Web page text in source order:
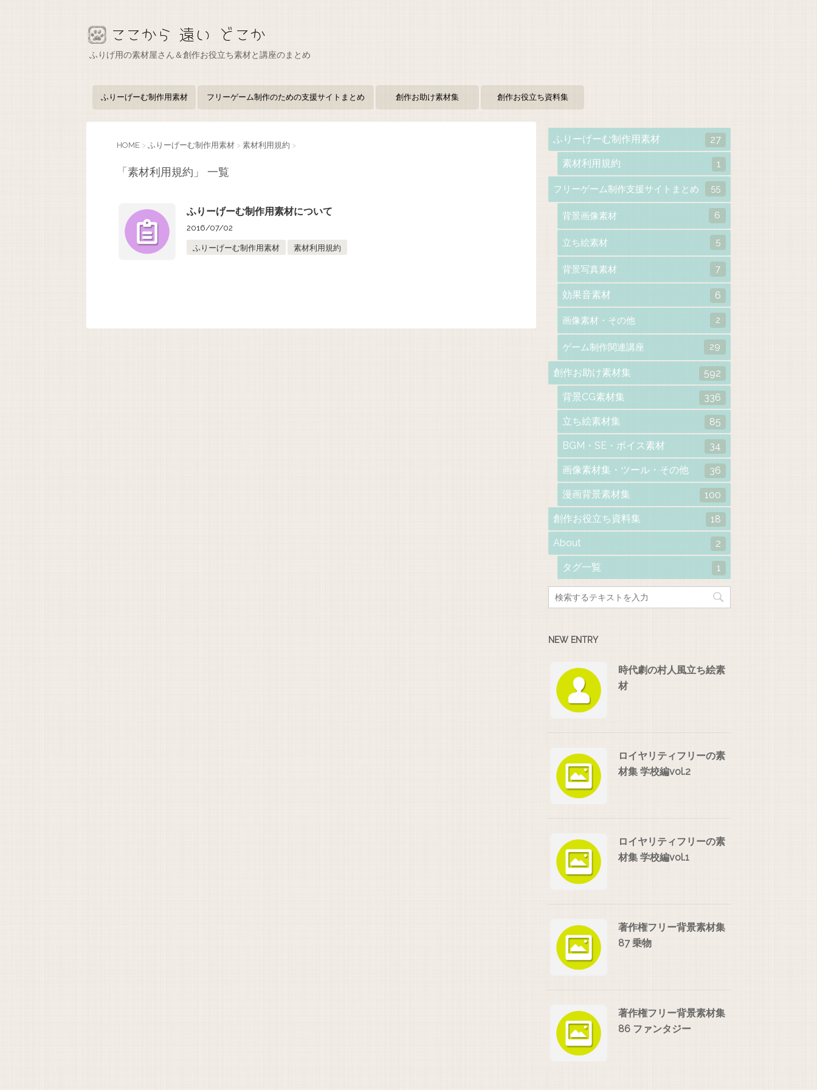
ふりげ用の素材屋さん＆創作お役立ち素材と講座のまとめ
ふりーげーむ制作用素材 フリーゲーム制作のための支援サイトまとめ 創作お助け素材集 創作お役立ち資料集
HOME > ふりーげーむ制作用素材 > 素材利用規約 >
「素材利用規約」 一覧
ふりーげーむ制作用素材について
2016/07/02
ふりーげーむ制作用素材 素材利用規約
ふりーげーむ制作用素材 27
素材利用規約 1
フリーゲーム制作支援サイトまとめ 55
背景画像素材 6
立ち絵素材 5
背景写真素材 7
効果音素材 6
画像素材・その他 2
ゲーム制作関連講座 29
創作お助け素材集 592
背景CG素材集 336
立ち絵素材集 85
BGM・SE・ボイス素材 34
画像素材集・ツール・その他 36
漫画背景素材集 100
創作お役立ち資料集 18
About 2
タグ一覧 1
NEW ENTRY
時代劇の村人風立ち絵素
材
ロイヤリティフリーの素
材集 学校編vol.2
ロイヤリティフリーの素
材集 学校編vol.1
著作権フリー背景素材集
87 乗物
著作権フリー背景素材集
86 ファンタジー